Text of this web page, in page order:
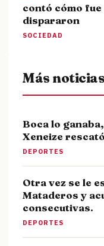
contó cómo fue
dispararon
SOCIEDAD
Más noticias
Boca lo
Xeneize
DEPORTES
Otra vez se le
Mataderos y
consecutivas.
DEPORTES